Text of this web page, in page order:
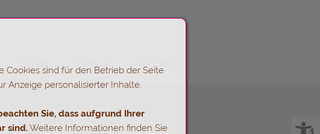
Cookies sind für den Betrieb der Seite
Anzeige personalisierter Inhalte.
Sie, dass aufgrund Ihrer
sind.Weitere Informationen finden Sie